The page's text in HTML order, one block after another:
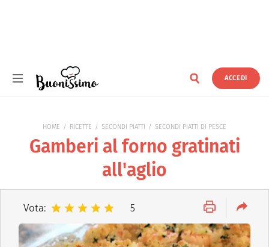
ACCEDI
HOME RICETTE SECONDI PIATTI SECONDI PIATTI DI PESCE
Gamberi al forno gratinati
all'aglio
Vota: 5